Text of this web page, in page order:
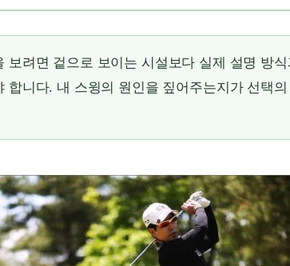
보려면 겉으로 보이는 시설보다 실제 설명 방
합니다. 내 스윙의 원인을 짚어주는지가 선택의